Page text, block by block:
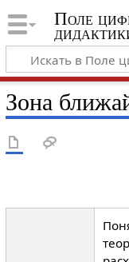
Поле
Зона